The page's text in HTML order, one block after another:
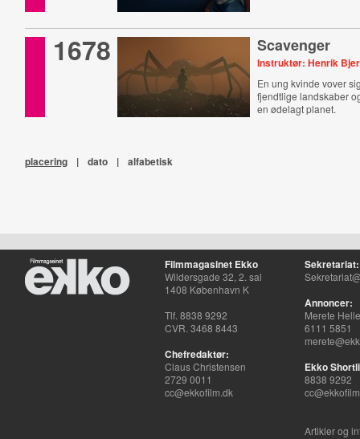
1678 Scavenger
Instruktør: Henrik
En ung kvinde vover
fjendtlige landskaber
en ødelagt planet.
placering | dato | alfabetisk
Filmmagasinet Ekko
Wildersgade 32, 2. sal
1408 København K
Tlf. 8838 9292
CVR. 3468 8443
Chefredaktør:
Claus Christensen
2729 0011
cc@ekkofilm.dk
Sekretariat:
Annoncer:
Merete
6111 5851
Ekko
8838 9292
Artikler og